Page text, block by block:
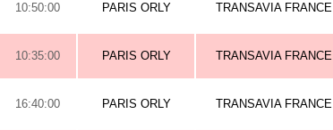
10:50:00 PARIS ORLY TRANSAVIA FRANCE
10:35:00 PARIS ORLY TRANSAVIA FRANCE
16:40:00 PARIS ORLY TRANSAVIA FRANCE